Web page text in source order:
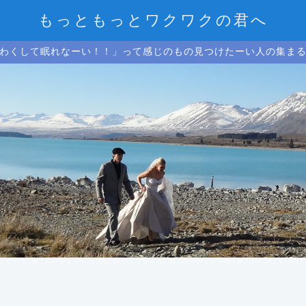
もっともっとワクワクの君へ
くして眠れなーい！！」って感じのもの見つけたーい人の集ま